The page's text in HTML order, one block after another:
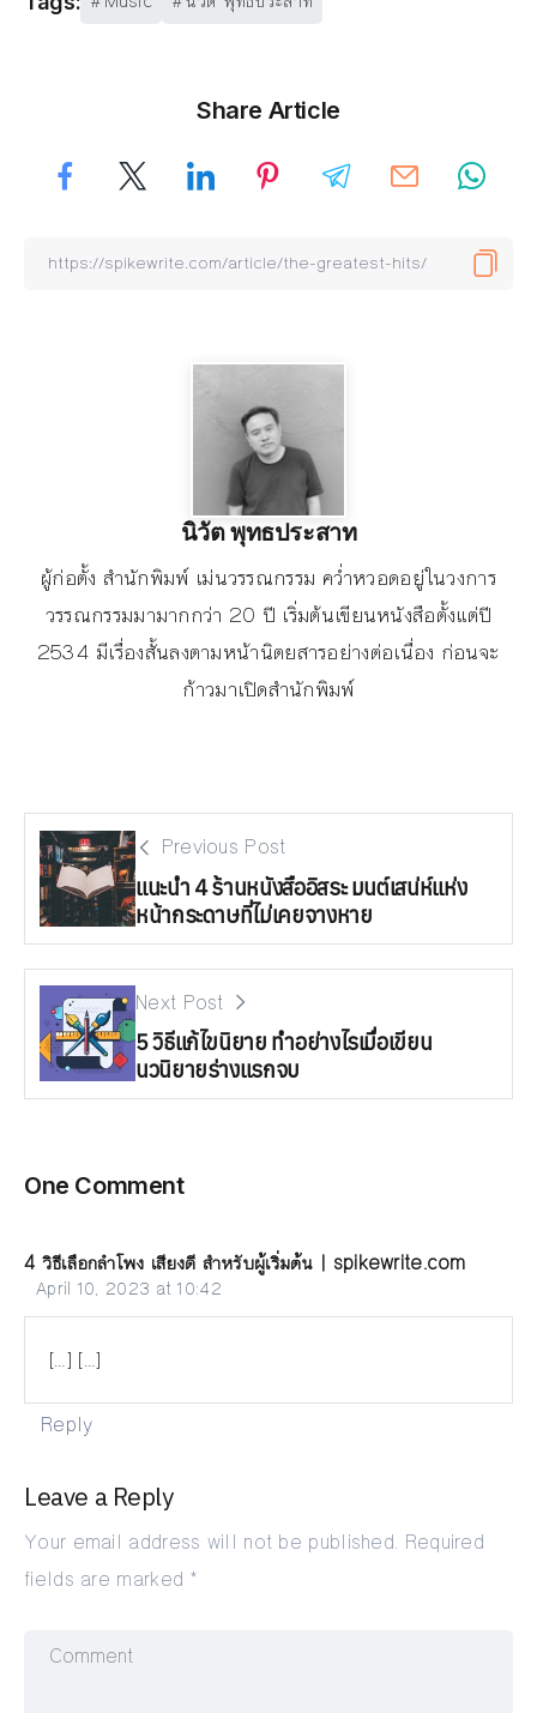
Share Article
นิวัต พุทธประสาท
ผู้ก่อตั้ง สำนักพิมพ์ เม่นวรรณกรรม คว่ำหวอดอยู่ในวงการ
วรรณกรรมมามากกว่า 20 ปี เริ่มต้นเขียนหนังสือตั้งแต่ปี
2534 มีเรื่องสั้นลงตามหน้านิตยสารอย่างต่อเนื่อง ก่อนจะ
ก้าวมาเปิดสำนักพิมพ์
Previous Post
แนะนำ 4 ร้านหนังสืออิสระ มนต์เสน่ห์แห่ง
หน้ากระดาษที่ไม่เคยจางหาย
Next Post
5 วิธีแก้ไขนิยาย ทำอย่างไรเมื่อเขียน
นวนิยายร่างแรกจบ
One Comment
4 วิธีเลือกลำโพง เสียงดี สำหรับผู้เริ่มต้น | spikewrite.com
April 10, 2023 at 10:42
[…] […]
Reply
Leave a Reply
Your email address will not be published. Required
fields are marked *